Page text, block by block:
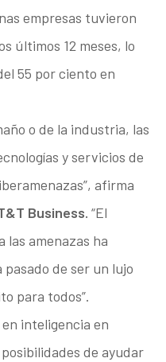
empresas tuvieron
últimos 12 meses, lo
55 por ciento en
o de la industria, las
y servicios de
afirma
Business. “El
las amenazas ha
de ser un lujo
para todos”.
inteligencia en
de ayudar